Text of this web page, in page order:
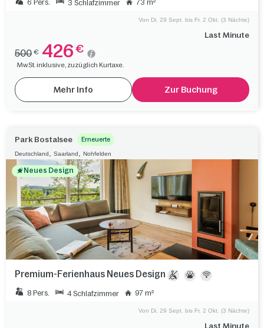
6 Pers. 3 Schlafzimmer 73 m²
Last Minute
Von Di. 29 Sept. bis Fr. 2 Okt. (3 Nächte)
500 € 426 €
MwSt. inklusive, zuzüglich Kurtaxe.
Mehr Info Zur Buchung
Park Bostalsee Erneuerte
Deutschland Saarland Nohfelden
Neues Design
Premium-Ferienhaus Neues Design
8 Pers. 4 Schlafzimmer 97 m²
Last Minute
Von Di. 29 Sept. bis Fr. 2 Okt. (3 Nächte)